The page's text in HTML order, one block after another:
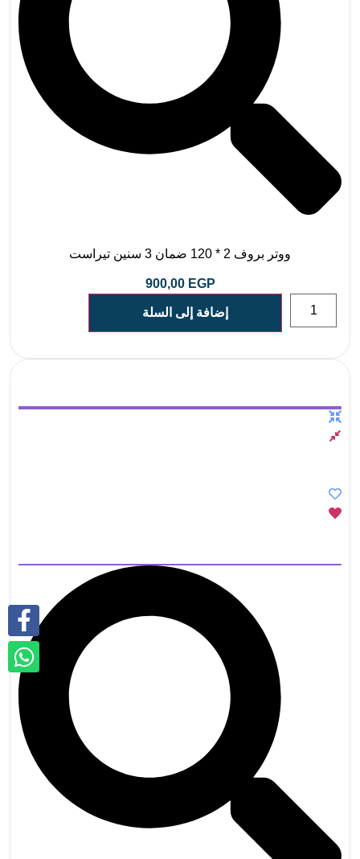
ووتر بروف 2 * 120 ضمان 3 سنين تيراست
900,00 EGP
إضافة إلى السلة